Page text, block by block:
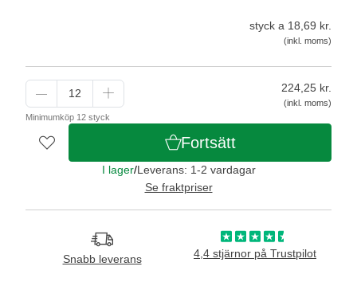
styck a 18,69 kr.
(inkl. moms)
Minimumköp 12 styck
224,25 kr.
(inkl. moms)
Fortsätt
I lager/Leverans: 1-2 vardagar
Se fraktpriser
Snabb leverans 4,4 stjärnor på Trustpilot